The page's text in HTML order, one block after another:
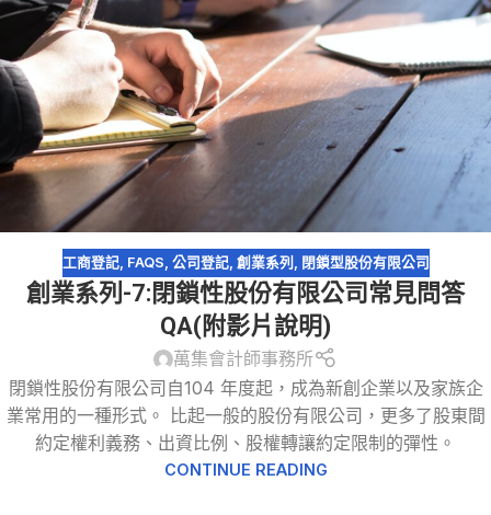
工商登記, FAQS, 公司登記, 創業系列 , 閉鎖型股份有限公司
創業系列-7:閉鎖性股份有限公司常見問答
QA(附影片說明)
萬集會計師事務所
閉鎖性股份有限公司自104 年度起，成為新創企業以及家族企
業常用的一種形式。 比起一般的股份有限公司，更多了股東間
約定權利義務、出資比例、股權轉讓約定限制的彈性。
CONTINUE READING